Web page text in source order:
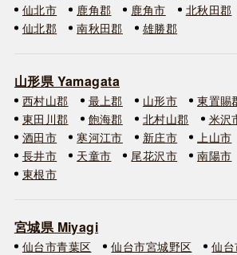
仙北市
鹿角郡 鹿角市 北秋田郡
仙北郡
南秋田郡 雄勝郡
山形県 Yamagata
西村山郡 最上郡 山形市 東置賜
東田川郡
飽海郡 北村山郡 米沢
酒田市
寒河江市 新庄市 上山市
長井市
天童市 尾花沢市 南陽市
東根市
宮城県 Miyagi
仙台市青葉区 仙台市宮城野区
仙